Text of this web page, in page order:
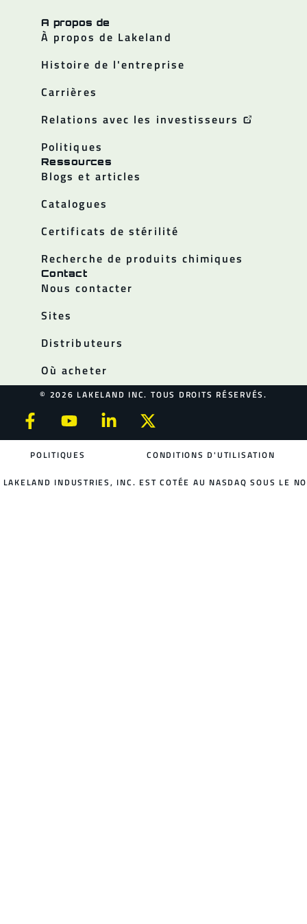
A propos de
À propos de Lakeland
Histoire de l'entreprise
Carrières
Relations avec les investisseurs
Politiques
Ressources
Blogs et articles
Catalogues
Certificats de stérilité
Recherche de produits chimiques
Contact
Nous contacter
Sites
Distributeurs
Où acheter
© 2026 LAKELAND INC. TOUS DROITS RÉSERVÉS.
POLITIQUES CONDITIONS D'UTILISATION
LAKELAND INDUSTRIES, INC. EST COTÉE AU NASDAQ SOUS LE